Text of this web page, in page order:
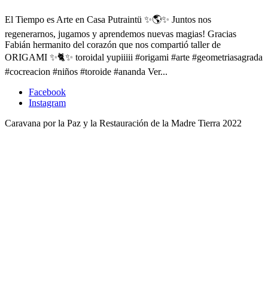
El Tiempo es Arte en Casa Putraintü ✨🌎✨ Juntos nos
regenerarnos, jugamos y aprendemos nuevas magias! Gracias
Fabián hermanito del corazón que nos compartió taller de
ORIGAMI ✨🐈✨ toroidal yupiiiii #origami #arte #geometriasagrada
#cocreacion #niños #toroide #ananda Ver...
Facebook
Instagram
Caravana por la Paz y la Restauración de la Madre Tierra 2022